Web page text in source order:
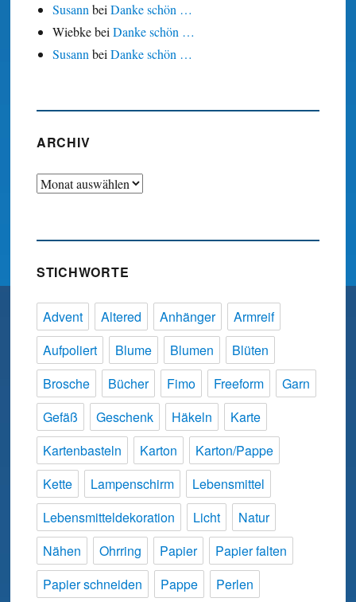
SusannbeiDanke schön …
WiebkebeiDanke schön …
SusannbeiDanke schön …
ARCHIV
Archiv
STICHWORTE
Advent Altered Anhänger
Armreif
Aufpoliert
Blume Blumen
Blüten
Brosche
Bücher Fimo Freeform
Garn
Gefäß
Geschenk Häkeln
Karte
Kartenbasteln
Karton
Karton/Pappe
Kette
Lampenschirm
Lebensmittel
Lebensmitteldekoration
Licht
Natur
Nähen
Ohrring Papier
Papier falten
Papier schneiden
Pappe
Perlen